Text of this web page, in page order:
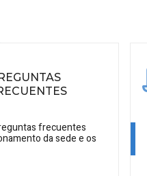
frecuentes
da sede e os